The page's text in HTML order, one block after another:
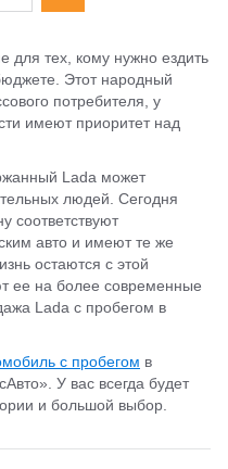
для тех, кому нужно ездить
Этот народный
потребителя, у
имеют приоритет над
Lada может
людей. Сегодня
соответствуют
авто и имеют те же
остаются с этой
ее на более современные
Lada с пробегом в
с пробегом в
У вас всегда будет
и большой выбор.